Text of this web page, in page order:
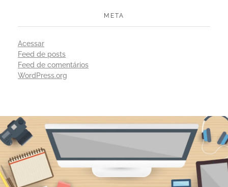
META
Acessar
Feed de posts
Feed de comentários
WordPress.org